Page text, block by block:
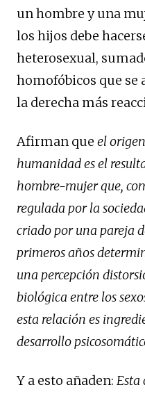
un hombre y una
los hijos debe
heterosexual,
homofóbicos que se
la derecha más
Afirman que el
humanidad es el
hombre-mujer que,
regulada por la
criado por una pareja
primeros años
una percepción
biológica entre los
esta relación es
desarrollo
Y a esto añaden: Esta